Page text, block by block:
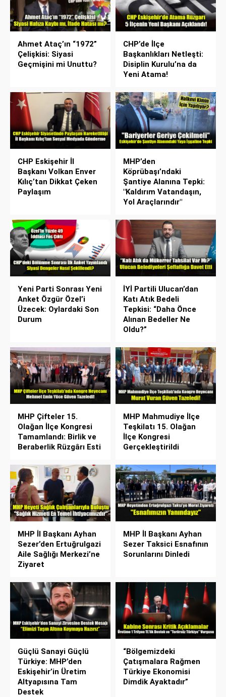
Ahmet Ataç’ın “1972”
Çelişkisi: Siyasi
Geçmişini mi Unuttu?
CHP’de İlçe
Başkanlıkları Netleşti:
Disiplin Kurulu’na da
Yeni Atama!
CHP Eskişehir İl
Başkanı Volkan Enver
Kılıç’tan Dikkat Çeken
Paylaşım
MHP’den
Köprübaşı’ndaki
Şantiye Alanına Tepki:
"Kaldırım Vatandaşın,
Yol Araçlarındır"
Yeni Parti Sonrası Yeni
Anket Özgür Özel’i
Üzecek: Oylardaki Son
Durum
İYİ Partili Ulucan’dan
Katı Atık Bedeli
Tepkisi: “Daha Önce
Alınan Bedeller Ne
Oldu?”
MHP Çifteler 15.
Olağan İlçe Kongresi
Tamamlandı: Birlik ve
Beraberlik Rüzgârı Esti
MHP Mahmudiye İlçe
Teşkilatı 15. Olağan
İlçe Kongresi
Gerçekleştirildi
MHP İl Başkanı Ayhan
Sezer’den Ertuğrulgazi
Aile Sağlığı Merkezi’ne
Ziyaret
MHP İl Başkanı Ayhan
Sezer Taksici Esnafının
Sorunlarını Dinledi
Güçlü Sanayi Güçlü
Türkiye: MHP’den
Eskişehir’in Üretim
Altyapısına Tam
Destek
“Bölgemizdeki
Çatışmalara Rağmen
Türkiye Ekonomisi
Dimdik Ayaktadır”